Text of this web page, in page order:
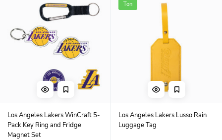
Los Angeles Lakers WinCraft 5-
Pack Key Ring and Fridge
Magnet Set
Топ
Los Angeles Lakers Lusso Rain
Luggage Tag